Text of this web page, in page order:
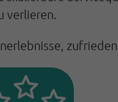
verlieren.